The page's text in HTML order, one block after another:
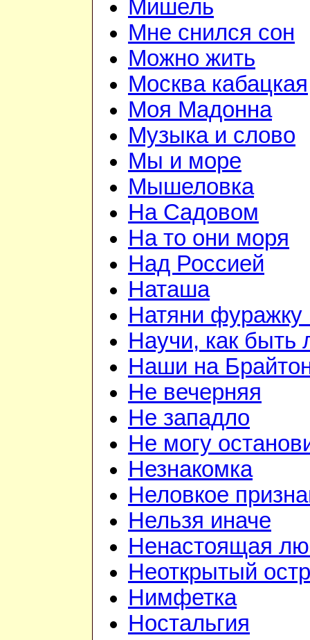
Мишель
Мне снился сон
Можно жить
Москва кабацкая
Моя Мадонна
Музыка и слово
Мы и море
Мышеловка
На Садовом
На то они моря
Над Россией
Наташа
Натяни фуражку
Научи, как
Наши на
Не вечерняя
Не западло
Не могу
Незнакомка
Неловкое
Нельзя иначе
Ненастоящая
Неоткрытый
Нимфетка
Ностальгия